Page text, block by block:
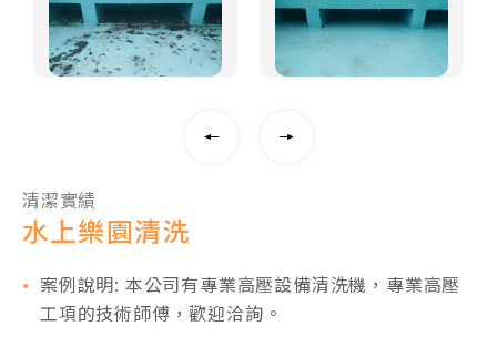
清潔實績
水上樂園清洗
案例說明: 本公司有專業高壓設備清洗機，專業高壓
工項的技術師傅，歡迎洽詢。